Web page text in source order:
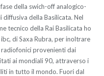
della swich-off analogico-
della Basilicata. Nel
tecnico della Rai Basilicata ho
di Saxa Rubra, per inoltrare
radiofonici provenienti dai
ai mondiali 90, attraverso i
in tutto il mondo. Fuori dal